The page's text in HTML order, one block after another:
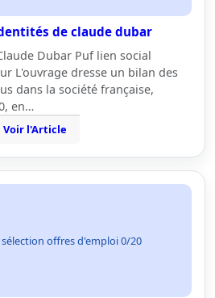
de claude dubar
Dubar Puf lien social
L'ouvrage dresse un bilan des
dans la société française,
en…
Voir l'Article
offres d'emploi 0/20